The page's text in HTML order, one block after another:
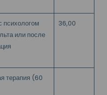
психологом
или после
36,00
терапия (60